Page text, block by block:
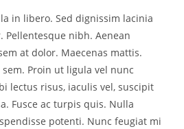
in libero. Sed dignissim lacinia
nibh. Aenean
at dolor. Maecenas mattis.
Proin ut ligula vel nunc
lectus risus, iaculis vel, suscipit
Fusce ac turpis quis. Nulla
potenti. Nunc feugiat mi